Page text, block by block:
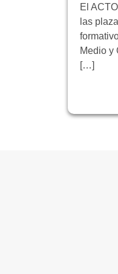
El
las
Medio y
[…]